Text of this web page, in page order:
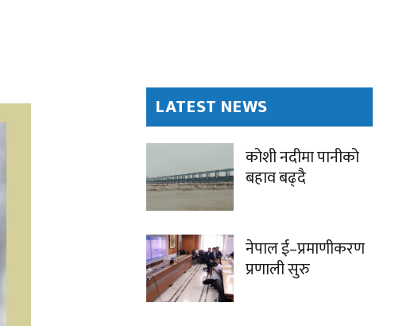
LATEST NEWS
कोशी नदीमा पानीको
बहाव बढ्दै
नेपाल ई–प्रमाणीकरण
प्रणाली सुरु